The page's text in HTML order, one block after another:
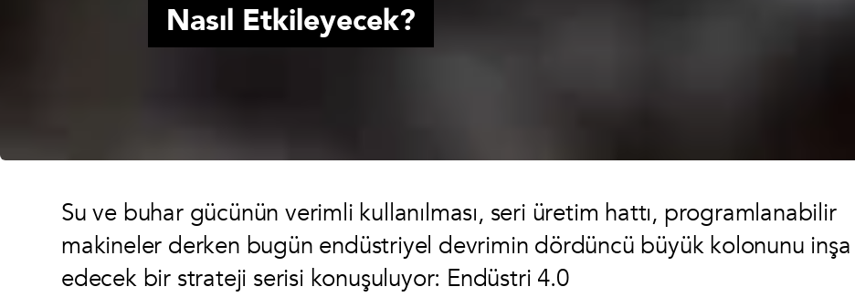
Nasıl Etkileyecek?
Su ve buhar gücünün verimli kullanılması, seri üretim hattı, programlanabilir
makineler derken bugün endüstriyel devrimin dördüncü büyük kolonunu inşa
edecek bir strateji serisi konuşuluyor: Endüstri 4.0